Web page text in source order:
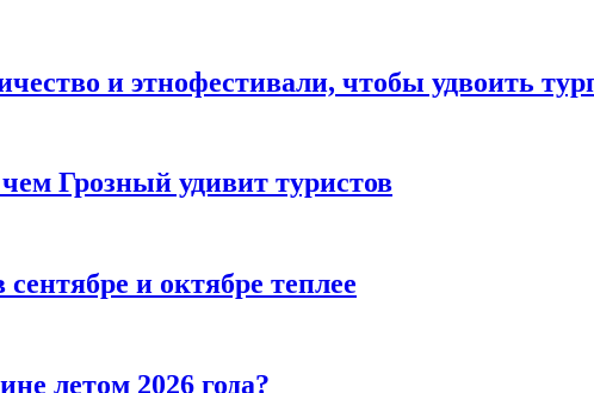
и этнофестивали, чтобы удвоить
Грозный удивит туристов
и октябре теплее
летом 2026 года?